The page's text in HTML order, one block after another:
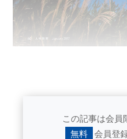
この記事は会員
無料
会員登